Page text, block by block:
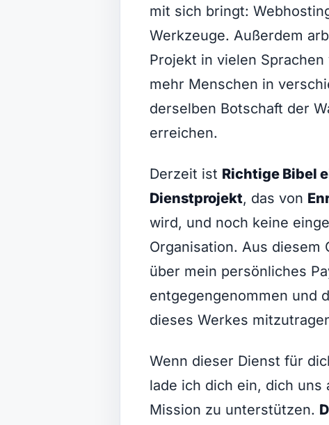
mit sich bringt:
Werkzeuge. Außerdem
Projekt in vielen
mehr Menschen in
derselben Botschaft der
erreichen.
Derzeit ist Richtige Bibel
Dienstprojekt, das von
wird, und noch keine
Organisation. Aus diesem
über mein persönliches
entgegengenommen und
dieses Werkes
Wenn dieser Dienst für
lade ich dich ein, dich uns
Mission zu unterstützen.